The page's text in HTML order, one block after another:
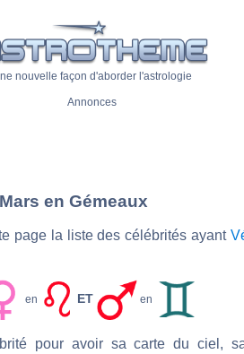
nouvelle façon d'aborder l'astrologie
Annonces
en Gémeaux
page la liste des célébrités ayant
en ET en
pour avoir sa carte du ciel,